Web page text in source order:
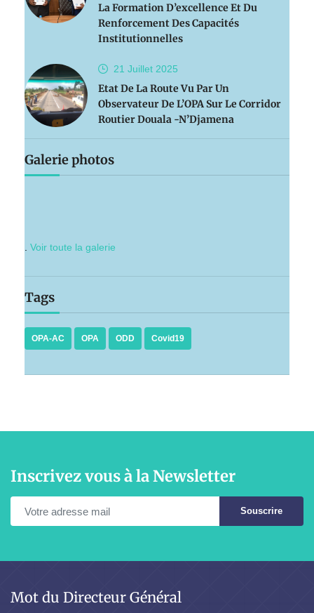
La Formation D’excellence Et Du
Renforcement Des Capacités
Institutionnelles
21 Juillet 2025
Etat De La Route Vu Par Un
Observateur De L’OPA Sur Le Corridor
Routier Douala -N’Djamena
Galerie photos
. Voir toute la galerie
Tags
OPA-AC OPA ODD Covid19
Inscrivez vous à la Newsletter
Souscrire
Mot du Directeur Général